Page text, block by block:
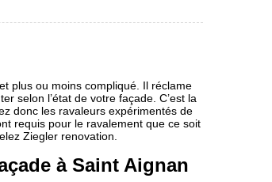
plus ou moins compliqué. Il réclame
selon l’état de votre façade. C’est la
donc les ravaleurs expérimentés de
requis pour le ravalement que ce soit
Ziegler renovation.
à Saint Aignan